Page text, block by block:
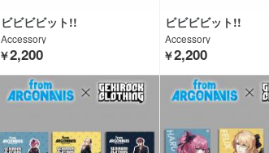
ビビビビット!!
Accessory
￥2,200
ビビビビット!!
Accessory
￥2,200